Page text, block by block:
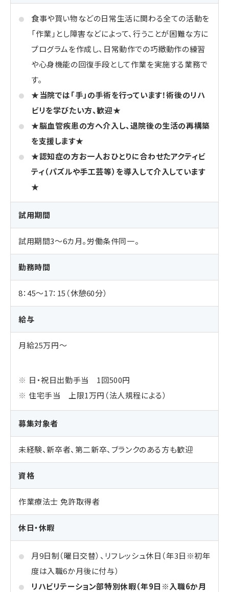
食事や買い物などの日常生活に関わる全ての活動を
「作業」とし障害などによって、行うことが困難な方に
プログラムを作成し、日常動作での巧緻動作の練習
や心身機能の回復手段として作業を実施する業務で
す。
★当院では「手」の手術を行っています！術後のリハ
ビリを学びたい方、歓迎★
★脳血管疾患の方へ介入し、退院後の生活の再構築
を支援します★
★認知症の方お一人おひとりに合わせたアクティビ
ティ（パズルや手工芸等）を導入して介入しています
★
試用期間
試用期間3～6カ月。労働条件同一。
勤務時間
8：45～17：15（休憩60分）
給与
月給25万円～
日・祝日出勤手当 1回500円
住宅手当 上限1万円（法人規程による）
募集対象者
未経験、新卒者、第二新卒、ブランクのある方も歓迎
資格
作業療法士 免許取得者
休日・休暇
月9日制（曜日交替）、リフレッシュ休日（年3日※初年
度は入職6か月後に付与）
リハビリテーション部特別休暇（年9日※入職6か月